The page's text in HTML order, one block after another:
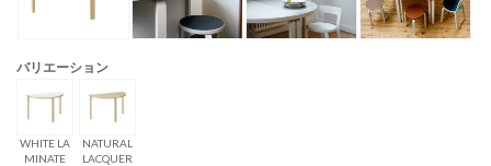
バリエーション
WHITE LA
MINATE
NATURAL
LACQUER